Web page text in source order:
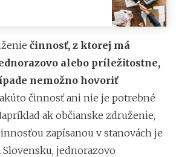
činnosť, z ktorej má
alebo príležitostne,
nemožno hovoriť
činnosť ani nie je potrebné
ak občianske združenie,
zapísanou v stanovách je
jednorazovo